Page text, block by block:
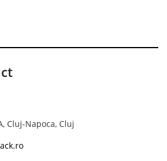
Cluj-Napoca, Cluj